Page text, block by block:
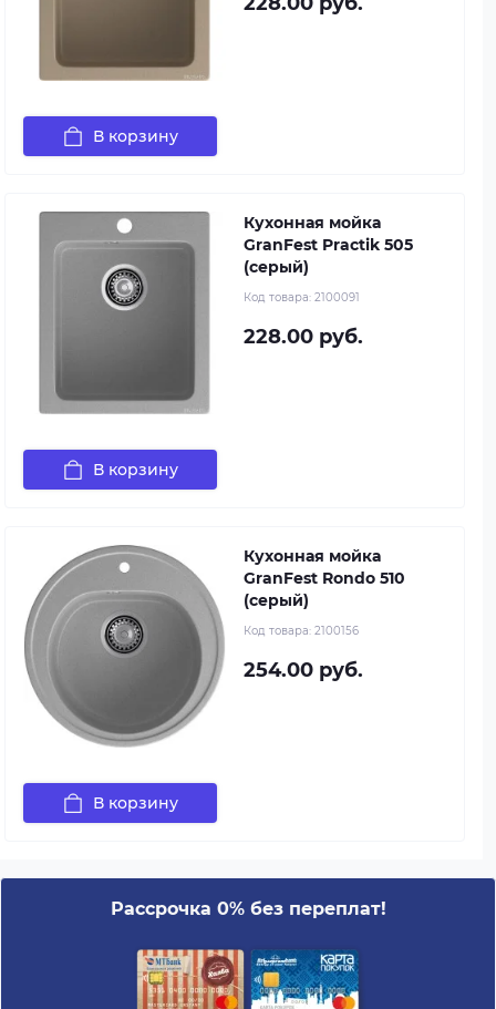
В корзину
Кухонная мойка
GranFest Practik 505
(серый)
Код товара: 2100091
228.00 руб.
В корзину
Кухонная мойка
GranFest Rondo 510
(серый)
Код товара: 2100156
254.00 руб.
В корзину
Рассрочка 0% без переплат!